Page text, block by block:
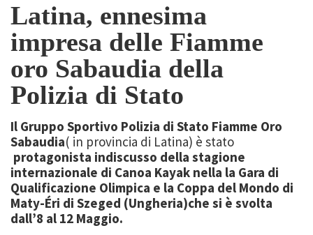
Latina, ennesima
impresa delle Fiamme
oro Sabaudia della
Polizia di Stato
Il Gruppo Sportivo Polizia di Stato Fiamme Oro
Sabaudia( in provincia di Latina) è stato
protagonista indiscusso della stagione
internazionale di Canoa Kayak nella la Gara di
Qualificazione Olimpica e la Coppa del Mondo di
Maty-Éri di Szeged (Ungheria)che si è svolta
dall’8 al 12 Maggio.